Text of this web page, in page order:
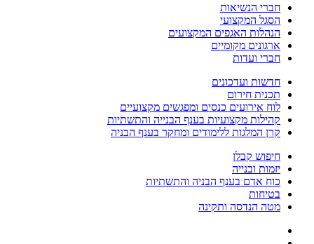
חברי הנשיאות
הסגל המקצועי
הנהלות האגפים המקצועים
ארגונים מקומיים
חברי ועדות
חדשות ועדכונים
תכנית חירום
לוח אירועים כנסים ומפגשים מקצועיים
קהילות מקצועיות בענף הבנייה והתשתיות
קרן המלגות ללימודים ומחקר בענף הבניה
חיפוש קבלן
יזמות ובנייה
כוח אדם בענף הבניה והתשתיות
בטיחות
מטה הנדסה ותקינה